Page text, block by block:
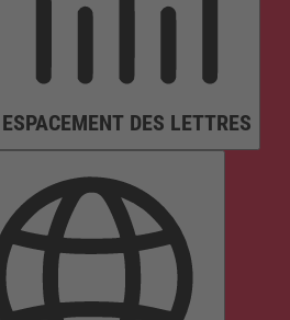
ESPACEMENT DES LETTRES